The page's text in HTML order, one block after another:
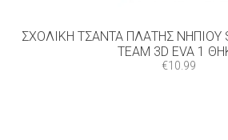
ΣΧΟΛΙΚΉ ΤΣΆΝΤΑ ΠΛΆΤΗΣ ΝΗΠΊΟΥ
TEAM 3D EVA 1
€10.99